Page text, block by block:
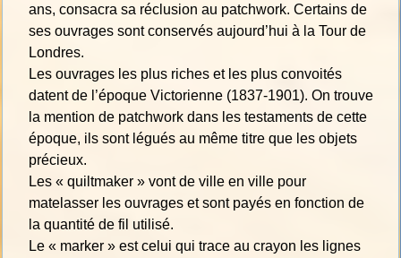
ans, consacra sa réclusion au patchwork. Certains de
ses ouvrages sont conservés aujourd’hui à la Tour de
Londres.
Les ouvrages les plus riches et les plus convoités
datent de l’époque Victorienne (1837-1901). On trouve
la mention de patchwork dans les testaments de cette
époque, ils sont légués au même titre que les objets
précieux.
Les « quiltmaker » vont de ville en ville pour
matelasser les ouvrages et sont payés en fonction de
la quantité de fil utilisé.
Le « marker » est celui qui trace au crayon les lignes